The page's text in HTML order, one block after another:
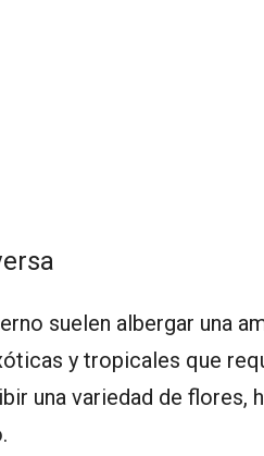
suelen albergar una
y tropicales que
una variedad de flores,